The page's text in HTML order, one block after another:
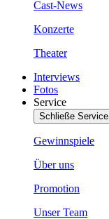
Cast-News
Konzerte
Theater
Interviews
Fotos
Service
Schließe Service
Gewinnspiele
Über uns
Promotion
Unser Team